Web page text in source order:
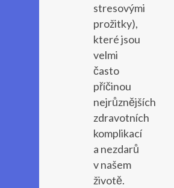
stresovými
prožitky),
které jsou
velmi
často
příčinou
nejrůznějších
zdravotních
komplikací
a nezdarů
v našem
životě.